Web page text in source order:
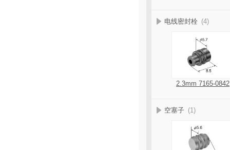
电线密封栓 (4)
2.3mm 7165-0842
空塞子 (1)